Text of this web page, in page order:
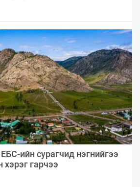
ийн сурагчид нэгнийгээ
гарчээ